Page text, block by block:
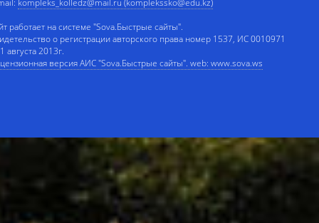
работает на системе "Sova.Быстрые сайты".
о регистрации авторского права номер 1537, ИС 0010971
августа 2013г.
версия АИС "Sova.Быстрые сайты". web: www.sova.ws